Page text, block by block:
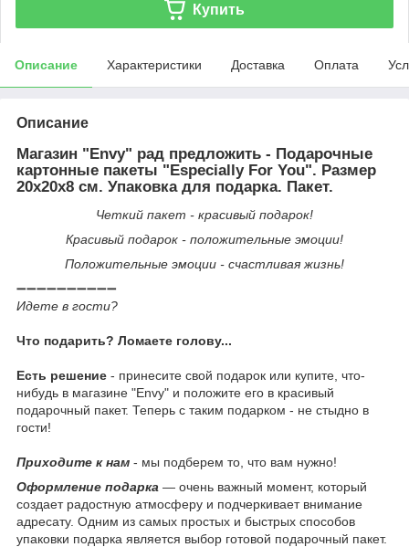
Купить
Описание Характеристики Доставка Оплата
Описание
Магазин "Envy" рад предложить - Подарочные
картонные пакеты "Especially For You". Размер
20x20x8 см. Упаковка для подарка. Пакет.
Четкий пакет - красивый подарок!
Красивый подарок - положительные эмоции!
Положительные эмоции - счастливая жизнь!
➖➖➖➖➖➖➖➖➖➖
Идете в гости?
Что подарить? Ломаете голову...
Есть решение - принесите свой подарок или купите, что-
нибудь в магазине "Envy" и положите его в красивый
подарочный пакет. Теперь с таким подарком - не стыдно в
гости!
Приходите к нам - мы подберем то, что вам нужно!
Оформление подарка — очень важный момент, который
создает радостную атмосферу и подчеркивает внимание
адресату. Одним из самых простых и быстрых способов
упаковки подарка является выбор готовой подарочный пакет.